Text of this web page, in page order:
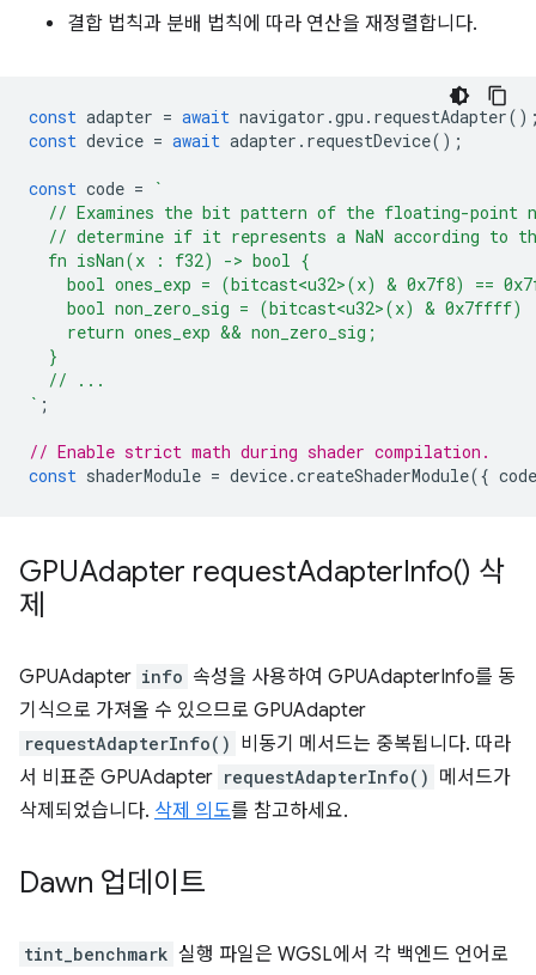
결합 법칙과 분배 법칙에 따라 연산을 재정렬합니다.
const adapter = await navigator .gpu . requestAdapter
const device = await adapter . requestDevice();
const code =
`
// Examines the bit pattern of the floating-point
// determine if it represents a NaN according to
  fn isNan(x : f32) -> bool {
bool ones_exp = (bitcast<u32>(x) & 0x7f8) ==
bool non_zero_sig = (bitcast<u32>(x) & 0x7ffff)
    return ones_exp && non_zero_sig;
  }
  // ...
` ;
// Enable strict math during shader compilation.
const shaderModule = device.createShaderModule({ code
GPUAdapter requestAdapterInfo() 삭
제
GPUAdapter info 속성을 사용하여 GPUAdapterInfo를 동
기식으로 가져올 수 있으므로 GPUAdapter
requestAdapterInfo() 비동기 메서드는 중복됩니다. 따라
서 비표준 GPUAdapter requestAdapterInfo() 메서드가
삭제되었습니다. 삭제 의도를 참고하세요.
Dawn 업데이트
tint_benchmark 실행 파일은 WGSL에서 각 백엔드 언어로